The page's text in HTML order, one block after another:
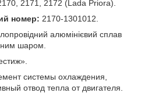
2171, 2172 (Lada Priora).
номер: 2170-1301012.
алюмінієвий сплав
шаром.
системы охлаждения,
отвод тепла от двигателя.